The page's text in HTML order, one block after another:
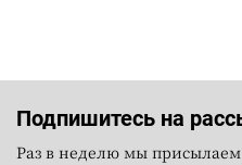
Подпишитесь на
Раз в неделю мы